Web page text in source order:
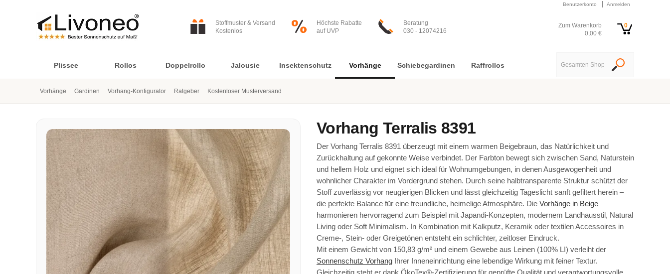
Benutzerkonto Anmelden
Stoffmuster & Versand
Kostenlos
Höchste Rabatte
auf UVP
Beratung
030 - 12074216
Zum Warenkorb
0,00 €
0
Plissee Rollos Doppelrollo Jalousie Insektenschutz Vorhänge
Vorhänge Gardinen Vorhang-Konfigurator Ratgeber Kostenloser Musterversand
Schiebegardinen Raffrollos
Vorhang Terralis 8391
Der Vorhang Terralis 8391 überzeugt mit einem warmen Beigebraun, das Natürlichkeit und
Zurückhaltung auf gekonnte Weise verbindet. Der Farbton bewegt sich zwischen Sand, Naturstein
und hellem Holz und eignet sich ideal für Wohnumgebungen, in denen Ausgewogenheit und
wohnlicher Charakter im Vordergrund stehen. Durch seine halbtransparente Struktur schützt der
Stoff zuverlässig vor neugierigen Blicken und lässt gleichzeitig Tageslicht sanft gefiltert herein –
die perfekte Balance für eine freundliche, heimelige Atmosphäre. Die Vorhänge in Beige
harmonieren hervorragend zum Beispiel mit Japandi-Konzepten, modernem Landhausstil, Natural
Living oder Soft Minimalism. In Kombination mit Kalkputz, Keramik oder textilen Accessoires in
Creme-, Stein- oder Greigetönen entsteht ein schlichter, zeitloser Eindruck.
Mit einem Gewicht von 150,83 g/m² und einem Gewebe aus Leinen (100% LI) verleiht der
Sonnenschutz VorhangIhrer Inneneinrichtung eine lebendige Wirkung mit feiner Textur.
Gleichzeitig steht er dank ÖkoTex®-Zertifizierung für geprüfte Qualität und verantwortungsvolle